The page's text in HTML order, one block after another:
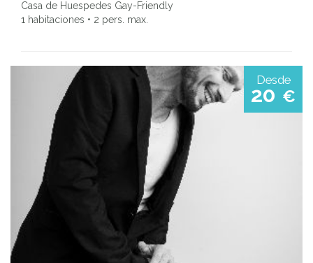
Casa de Huespedes Gay-Friendly
1 habitaciones • 2 pers. max.
Desde
20 €